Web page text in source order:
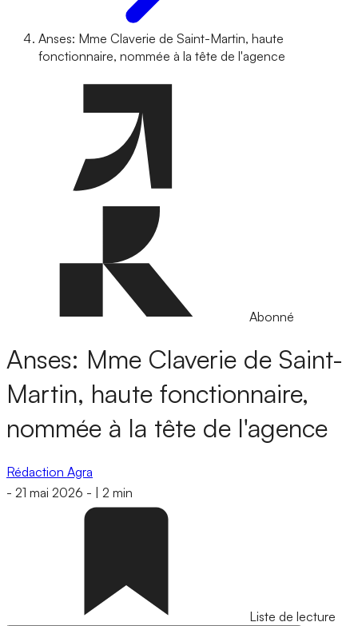
Anses: Mme Claverie de Saint-Martin, haute
fonctionnaire, nommée à la tête de l'agence
Abonné
Anses: Mme Claverie de Saint-
Martin, haute fonctionnaire,
nommée à la tête de l'agence
Rédaction Agra
- 21 mai 2026 - 2 min
Liste de lecture